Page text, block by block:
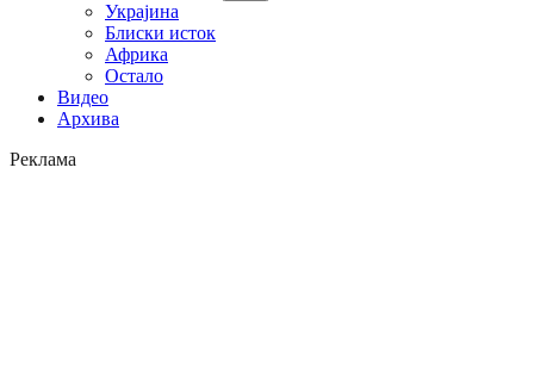
Украјина
Блиски исток
Африка
Остало
Видео
Архива
Реклама